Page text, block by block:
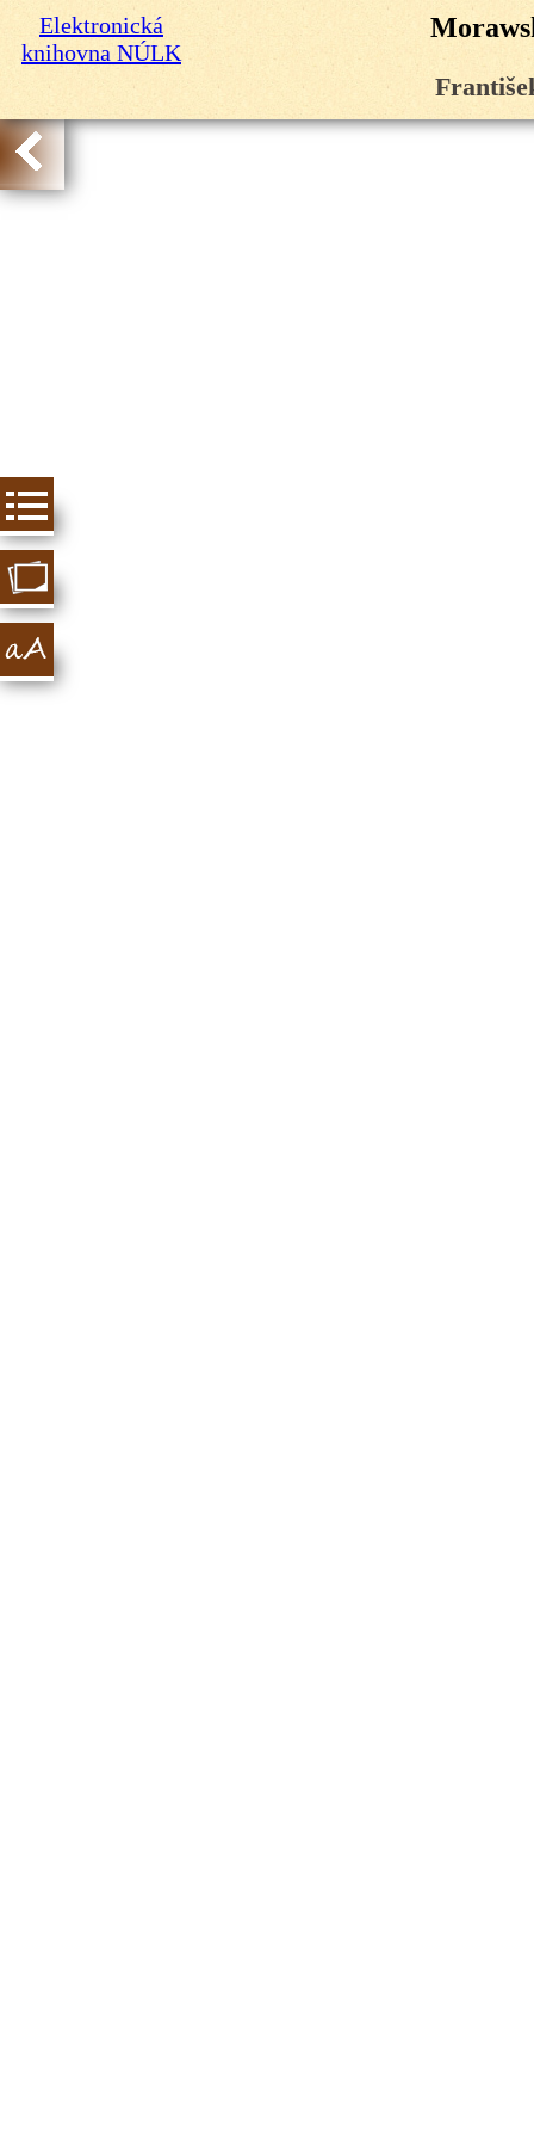
Elektronická
knihovna NÚLK